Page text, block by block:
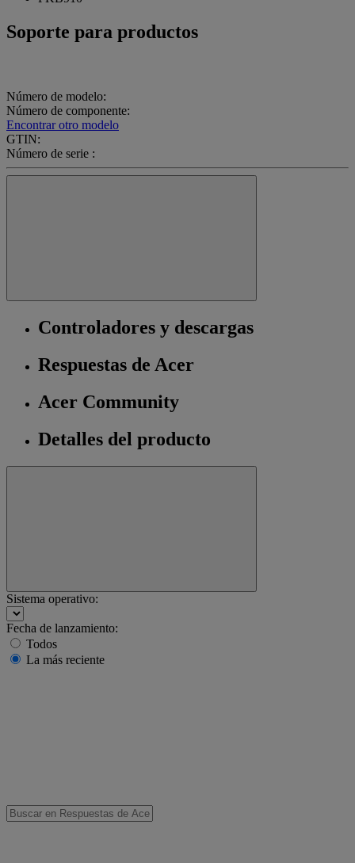
Soporte para productos
Número de modelo:
Número de componente:
Encontrar otro modelo
GTIN:
Número de serie :
Controladores y descargas
Respuestas de Acer
Acer Community
Detalles del producto
Sistema operativo:
Fecha de lanzamiento:
Todos
La más reciente